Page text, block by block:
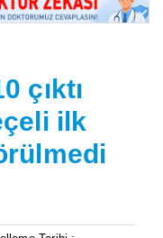
çıktı
ilk